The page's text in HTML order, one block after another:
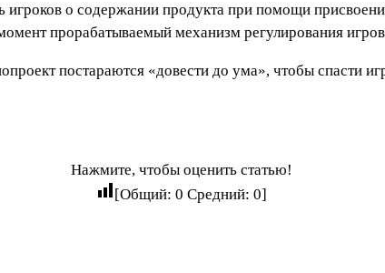
о содержании продукта при помощи
прорабатываемый механизм регулирования
постараются «довести до ума», чтобы спасти
Нажмите, чтобы оценить статью!
[Общий: 0 Средний: 0]